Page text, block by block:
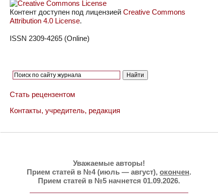
Контент доступен под лицензией Creative Commons
Attribution 4.0 License.
ISSN 2309-4265 (Online)
Стать рецензентом
Контакты, учредитель, редакция
Уважаемые авторы!
Прием статей в №4 (июль — август), окончен.
Прием статей в №5 начнется 01.09.2026.